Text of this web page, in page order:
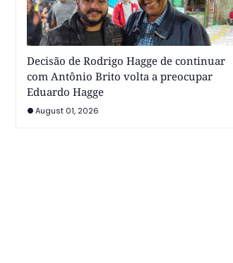
Decisão de Rodrigo Hagge de continuar
com Antônio Brito volta a preocupar
Eduardo Hagge
August 01, 2026